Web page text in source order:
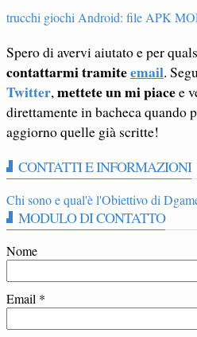
trucchi giochi Android: file APK
Spero di avervi aiutato e per
contattarmi tramiteemail.
Twitter, mettete un mi piacee
direttamente in bacheca quando
aggiorno quelle già scritte!
CONTATTI E INFORMAZIONI
Chi sono e qual'è l'Obiettivo di
MODULO DI CONTATTO
Nome
Email *